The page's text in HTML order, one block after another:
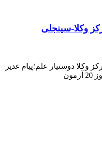
211,500 تومان
فقه مرکز وکلا دوستیار علم؛پیام غدیر